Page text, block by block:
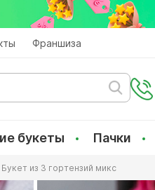
Франшиза
букеты Пачки
Букет из 3 гортензий микс